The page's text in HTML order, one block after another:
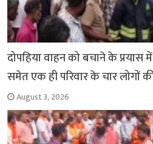
दोपहिया वाहन को बचाने के प्रयास
समेत एक ही परिवार के चार लोगों
August 3, 2026